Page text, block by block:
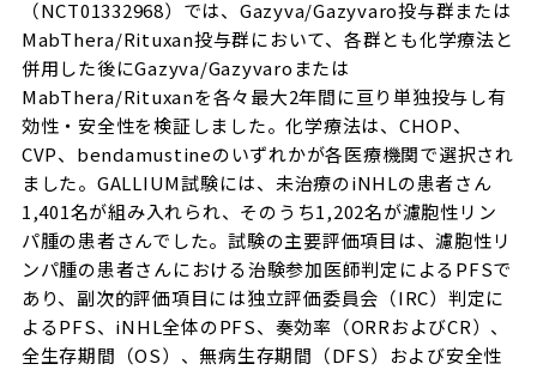
（NCT01332968）では、Gazyva/Gazyvaro投与群または
MabThera/Rituxan投与群において、各群とも化学療法と
併用した後にGazyva/Gazyvaroまたは
MabThera/Rituxanを各々最大2年間に亘り単独投与し有
効性・安全性を検証しました。化学療法は、CHOP、
CVP、bendamustineのいずれかが各医療機関で選択され
ました。GALLIUM試験には、未治療のiNHLの患者さん
1,401名が組み入れられ、そのうち1,202名が濾胞性リン
パ腫の患者さんでした。試験の主要評価項目は、濾胞性リ
ンパ腫の患者さんにおける治験参加医師判定によるPFSで
あり、副次的評価項目には独立評価委員会（IRC）判定に
よるPFS、iNHL全体のPFS、奏効率（ORRおよびCR）、
全生存期間（OS）、無病生存期間（DFS）および安全性